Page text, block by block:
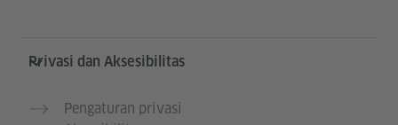
Privasi dan Aksesibilitas
Pengaturan privasi